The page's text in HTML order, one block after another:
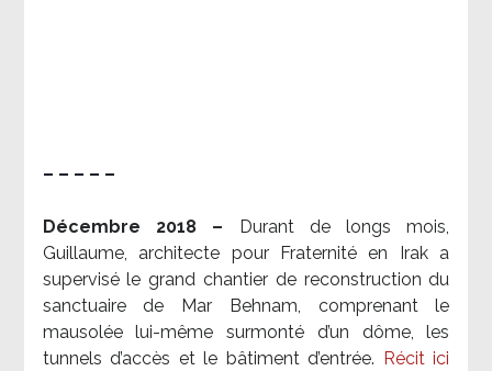
– – – – –
Décembre 2018 –
Durant de longs mois,
Guillaume, architecte pour Fraternité en Irak a
supervisé le grand chantier de reconstruction du
sanctuaire de Mar Behnam, comprenant le
mausolée lui-même surmonté d’un dôme, les
tunnels d’accès et le bâtiment d’entrée.
Récit ici